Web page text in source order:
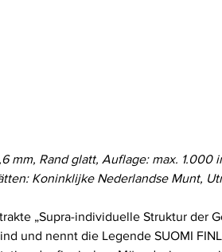
mm, Rand glatt, Auflage: max. 1.000
Koninklijke Nederlandse Munt,
„Supra-individuelle Struktur der
und nennt die Legende SUOMI